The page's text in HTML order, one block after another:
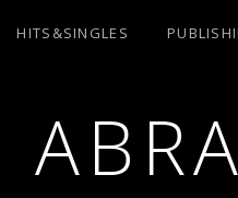
HITS&SINGLES